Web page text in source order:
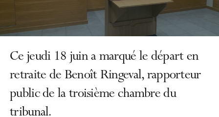
Ce jeudi 18 juin a marqué le départ en
retraite de Benoît Ringeval, rapporteur
public de la troisième chambre du
tribunal.